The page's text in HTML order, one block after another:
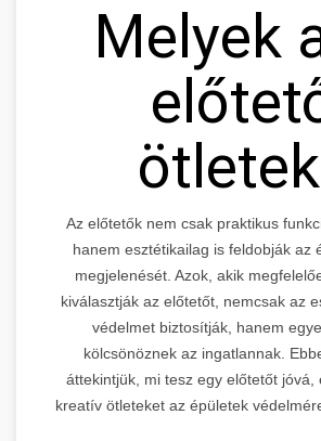
Melyek
Az előtetők nem csak praktikus
hanem esztétikailag is feldobják az
megjelenését. Azok, akik
kiválasztják az előtetőt, nemcsak az
védelmet biztosítják, hanem
kölcsönöznek az ingatlannak.
áttekintjük, mi tesz egy előtetőt jóvá,
kreatív ötleteket az épületek